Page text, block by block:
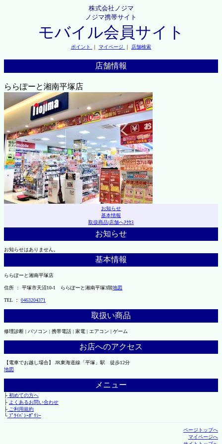
株式会社ノジマ
ノジマ携帯サイト
モバイル会員サイト
ポイント ｜ マイページ ｜ 店舗検索
店舗情報
ららぽーと湘南平塚店
お知らせ
基本情報
取扱商品|店舗へｱｸｾｽ
お知らせ
お知らせはありません。
基本情報
ららぽーと湘南平塚店
住所 ： 平塚市天沼10-1 ららぽーと湘南平塚3階地図
TEL ： 0463204371
取扱い商品
修理診断 | パソコン | 携帯電話 | 家電 | エアコン | ゲーム
お店へのアクセス
【電車でお越し場合】 JR東海道線「平塚」駅 徒歩12分
地図
メニュー
├初めての方へ
├ よくあるお問い合わせ
├ご利用規約
└ﾌﾟﾗｲﾊﾞｼｰﾎﾟﾘｼｰ
ページトップへ
マイページへ